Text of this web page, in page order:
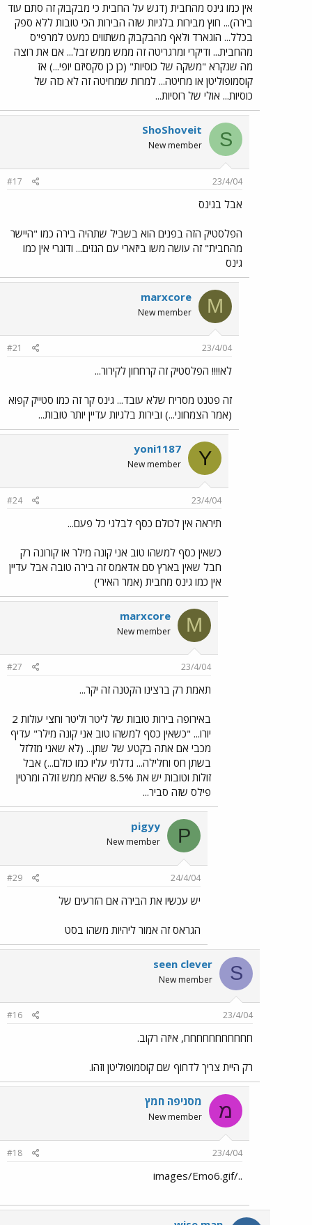
אין כמו גינס מהחבית (דגש על החבית כי מבקבוק זה סתם עוד
בירה)... חוץ מבירות בלגיות שזה הבירות הכי טובות ללא ספק
בכלל... הוגארד ולאף מהבקבוק משתווים כמעט למרפי'ס
מהחבית... ודיקרי ומרגריטה זה ממש ממש זבל... אם את רוצה
מה שנקרא "משקה של כוסיות" (כן כן סקסיזם יופי...) אז
קוסמופוליטן או מחיטה... למרות שמחיטה זה לא כזה של
כוסיות... אולי של רוסיות...
S
ShoShoveit
New member
23/4/04
#17
אבל בגינס
הפלסטיק הזה בפנים הוא בשביל שתהיה בירה כמו "היישר
מהחבית" זה עושה משו ביזארי עם הגזים... ודוגרי אין כמו
גינס
M
marxcore
New member
23/4/04
#21
לא!!!! הפלסטיק זה קרחחון לקירור...
זה פטנט מסריח שלא עובד... גינס קר זה כמו סטייק קפוא
(אמר הצמחוני...) ובירות בלגיות עדיין יותר טובות...
Y
yoni1187
New member
23/4/04
#24
תיראה אין לכולם כסף לבלגי כל פעם...
כשאין כסף למשהו טוב אני קונה מילר או קורונה רק
חבל שאין בארץ סם אדאמס זה בירה טובה אבל עדיין
אין כמו גינס מחבית (אמר האירי)
M
marxcore
New member
23/4/04
#27
תאמת רק ברצינו הקטנה זה יקר...
באירופה בירות טובות של ליטר וליטר וחצי עולות 2
יורו... "כשאין כסף למשהו טוב אני קונה מילר" עדיף
מכבי אם אתה בקטע של שתן... (לא שאני מזלזל
בשתן חס וחלילה... גדלתי עליו כמו כולם...) אבל
זולות וטובות יש את 8.5% שהיא ממש זולה ומרטין
פילס שזה סביר...
P
pigyy
New member
24/4/04
#29
יש עכשיו את הבירה אם הזרעים של
הגראס זה אמור ליהיות משהו בסט
S
seen clever
New member
23/4/04
#16
חחחחחחחחחחח, איזה רקוב.
רק היית צריך לדחוף שם קוסמופוליטן וזהו.
מ מסניפה חמץ
New member
23/4/04
#18
../images/Emo6.gif